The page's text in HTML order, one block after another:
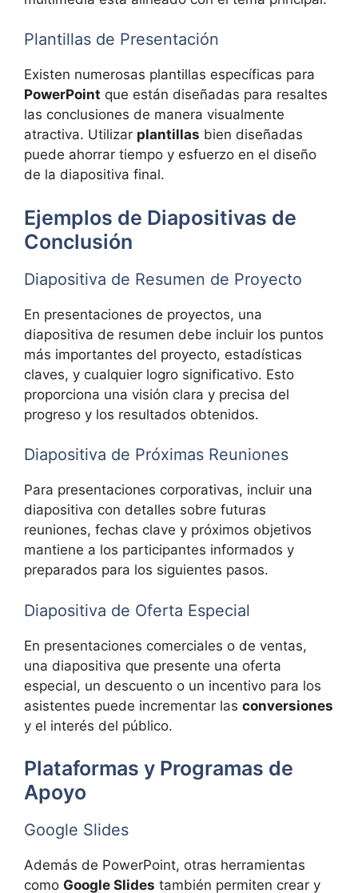
Plantillas de Presentación
Existen numerosas plantillas específicas para
PowerPoint que están diseñadas para resaltes
las conclusiones de manera visualmente
atractiva. Utilizar plantillas bien diseñadas
puede ahorrar tiempo y esfuerzo en el diseño
de la diapositiva final.
Ejemplos de Diapositivas de
Conclusión
Diapositiva de Resumen de Proyecto
En presentaciones de proyectos, una
diapositiva de resumen debe incluir los puntos
más importantes del proyecto, estadísticas
claves, y cualquier logro significativo. Esto
proporciona una visión clara y precisa del
progreso y los resultados obtenidos.
Diapositiva de Próximas Reuniones
Para presentaciones corporativas, incluir una
diapositiva con detalles sobre futuras
reuniones, fechas clave y próximos objetivos
mantiene a los participantes informados y
preparados para los siguientes pasos.
Diapositiva de Oferta Especial
En presentaciones comerciales o de ventas,
una diapositiva que presente una oferta
especial, un descuento o un incentivo para los
asistentes puede incrementar las conversiones
y el interés del público.
Plataformas y Programas de
Apoyo
Google Slides
Además de PowerPoint, otras herramientas
como Google Slides también permiten crear y